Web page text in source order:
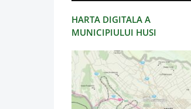
HARTA DIGITALA A
MUNICIPIULUI HUSI